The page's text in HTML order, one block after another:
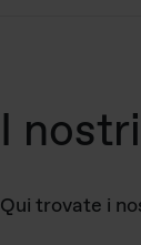
I nostri
Qui trovate i